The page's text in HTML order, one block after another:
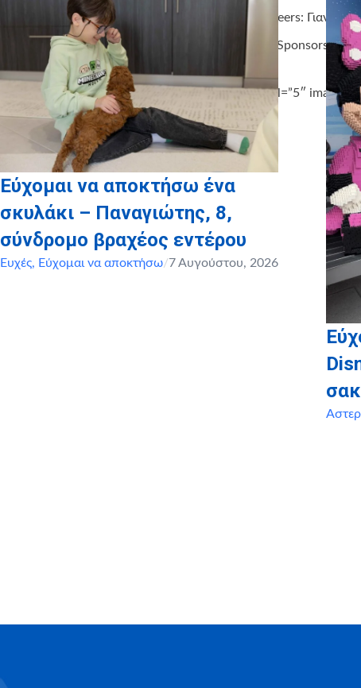
Εθελοντές/Volunteers:
Χορηγοί σε είδος/Sponsors in
[vc_gallery interval=”5″
Εύχομαι να αποκτήσω ένα
σκυλάκι – Παναγιώτης, 8,
σύνδρομο βραχέος εντέρου
Ευχές, Εύχομαι να αποκτήσω/7 Αυγούστου, 2026